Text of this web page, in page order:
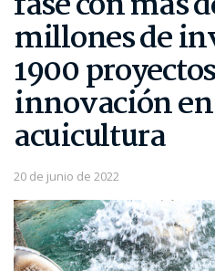
millones de
1900
innovación en
acuicultura
20 de junio de 2022